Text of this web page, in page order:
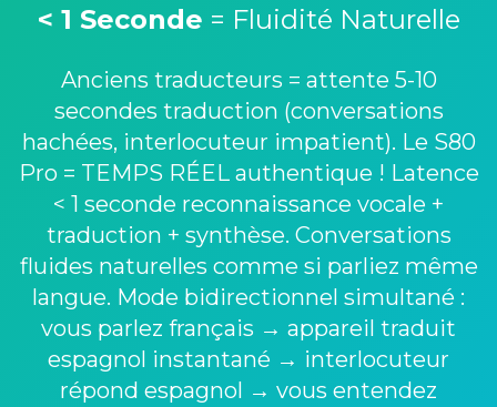
< 1 Seconde = Fluidité Naturelle
Anciens traducteurs = attente 5-10
secondes traduction (conversations
hachées, interlocuteur impatient). Le S80
Pro = TEMPS RÉEL authentique ! Latence
< 1 seconde reconnaissance vocale +
traduction + synthèse. Conversations
fluides naturelles comme si parliez même
langue. Mode bidirectionnel simultané :
vous parlez français → appareil traduit
espagnol instantané → interlocuteur
répond espagnol → vous entendez